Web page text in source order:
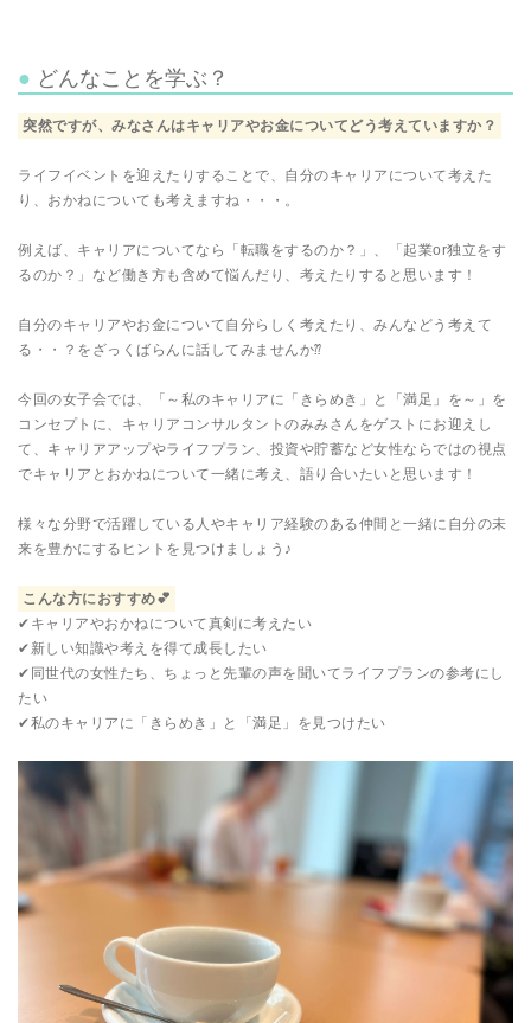
どんなことを学ぶ？
突然ですが、みなさんはキャリアやお金についてどう考えていますか？
ライフイベントを迎えたりすることで、自分のキャリアについて考えた
り、おかねについても考えますね・・・。
例えば、キャリアについてなら「転職をするのか？」、「起業or独立をす
るのか？」など働き方も含めて悩んだり、考えたりすると思います！
自分のキャリアやお金について自分らしく考えたり、みんなどう考えて
る・・？をざっくばらんに話してみませんか⁇
今回の女子会では、「～私のキャリアに「きらめき」と「満足」を～」を
コンセプトに、キャリアコンサルタントのみみさんをゲストにお迎えし
て、キャリアアップやライフプラン、投資や貯蓄など女性ならではの視点
でキャリアとおかねについて一緒に考え、語り合いたいと思います！
様々な分野で活躍している人やキャリア経験のある仲間と一緒に自分の未
来を豊かにするヒントを見つけましょう♪
こんな方におすすめ💕
✔キャリアやおかねについて真剣に考えたい
✔新しい知識や考えを得て成長したい
✔同世代の女性たち、ちょっと先輩の声を聞いてライフプランの参考にし
たい
✔︎私のキャリアに「きらめき」と「満足」を見つけたい